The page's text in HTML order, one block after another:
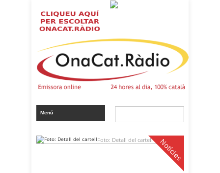
Notícies
Foto: Detall del cartell